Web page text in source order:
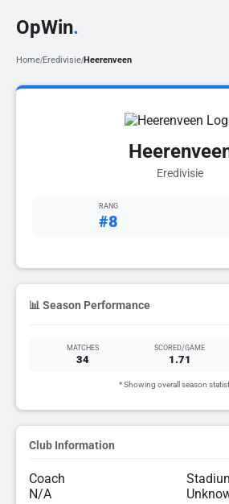
OpWin.
Home/Eredivisie/Heerenveen
Eredivisie
RANG
#8
📊 Season Performance
MATCHES
34
SCORED/GAME
1.71
* Showing overall season
Club Information
Coach
N/A